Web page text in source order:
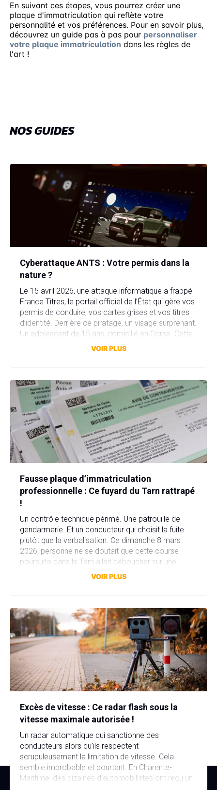
En suivant ces étapes, vous pourrez créer une
plaque d'immatriculation qui reflète votre
personnalité et vos préférences. Pour en savoir plus,
découvrez un guide pas à pas pour personnaliser
votre plaque immatriculation dans les règles de
l'art !
NOS GUIDES
Cyberattaque ANTS : Votre permis dans la
nature ?
Le 15 avril 2026, une attaque informatique a frappé
France Titres, le portail officiel de l’État qui gère vos
permis de conduire, vos cartes grises et vos titres
d’identité. Derrière ce piratage, un visage surprenant.
Un adolescent de 15 ans, domicilié en Corse. Cette
attaque a compromis plus de 11,7 millions comptes
VOIR PLUS
Fausse plaque d’immatriculation
professionnelle : Ce fuyard du Tarn rattrapé
!
Un contrôle technique périmé. Une patrouille de
gendarmerie. Et un conducteur qui choisit la fuite
plutôt que la verbalisation. Ce dimanche 8 mars
2026, personne ne se doutait que cette course-
poursuite dans le Tarn allait déboucher sur une
affaire bien plus sérieuse que prévu. Fausse plaque
VOIR PLUS
Excès de vitesse : Ce radar flash sous la
vitesse maximale autorisée !
Un radar automatique qui sanctionne des
conducteurs alors qu’ils respectent
scrupuleusement la limitation de vitesse. Cela
semble improbable et pourtant. En Charente-
Maritime, des dizaines d’automobilistes ont reçu un